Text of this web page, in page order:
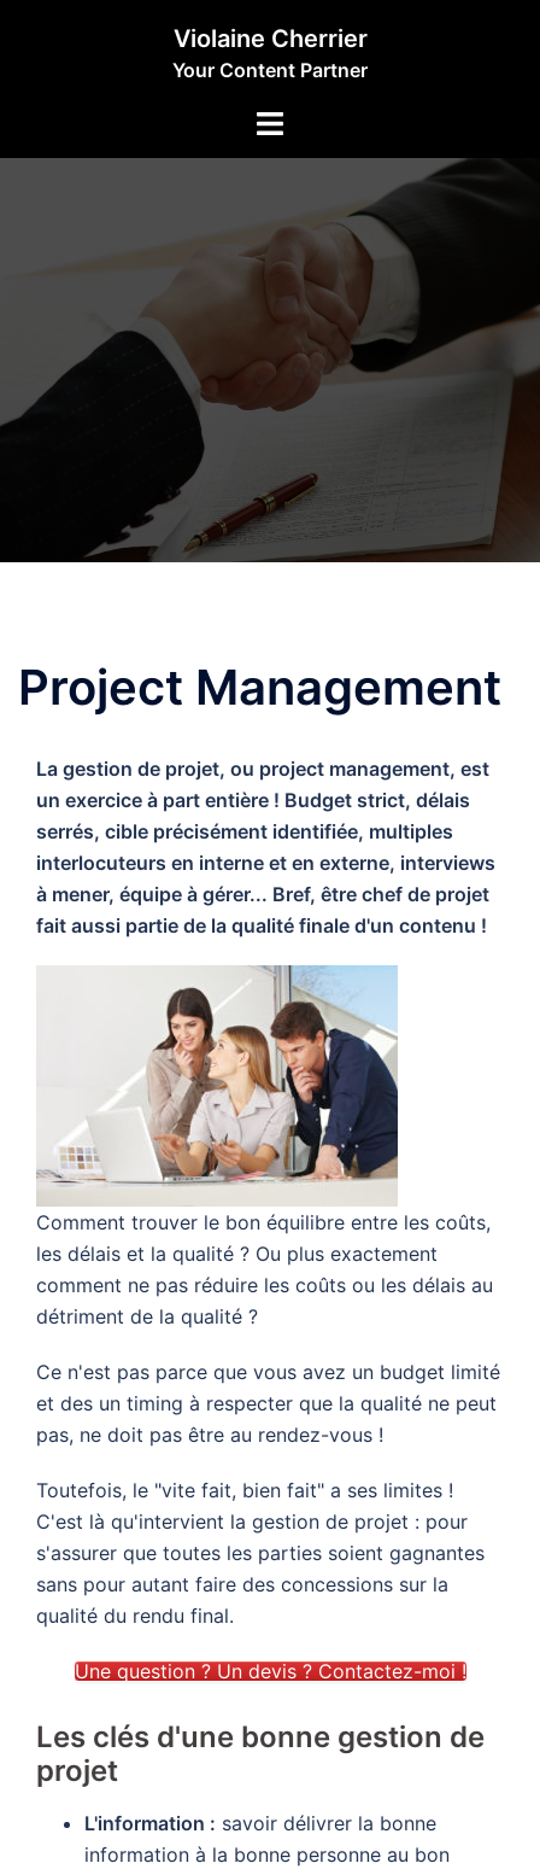
Violaine Cherrier
Your Content Partner
Project Management
La gestion de projet, ou project management, est
un exercice à part entière ! Budget strict, délais
serrés, cible précisément identifiée, multiples
interlocuteurs en interne et en externe, interviews
à mener, équipe à gérer... Bref, être chef de projet
fait aussi partie de la qualité finale d'un contenu !
Comment trouver le bon équilibre entre les coûts,
les délais et la qualité ? Ou plus exactement
comment ne pas réduire les coûts ou les délais au
détriment de la qualité ?
Ce n'est pas parce que vous avez un budget limité
et des un timing à respecter que la qualité ne peut
pas, ne doit pas être au rendez-vous !
Toutefois, le "vite fait, bien fait" a ses limites !
C'est là qu'intervient la gestion de projet : pour
s'assurer que toutes les parties soient gagnantes
sans pour autant faire des concessions sur la
qualité du rendu final.
Une question ? Un devis ? Contactez-moi !
Les clés d'une bonne gestion de
projet
L'information : savoir délivrer la bonne
information à la bonne personne au bon